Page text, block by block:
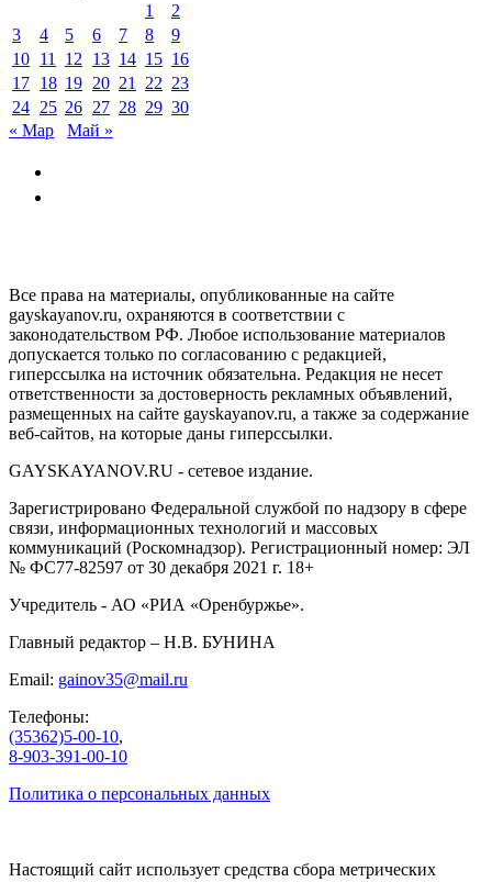
1
2
3
4 5 6 7 8
9
10 11 12 13 14 15 16
17 18 19 20 21 22 23
24 25 26 27 28 29 30
« Мар
Май »
Все права на материалы, опубликованные на сайте
gayskayanov.ru, охраняются в соответствии с
законодательством РФ. Любое использование материалов
допускается только по согласованию с редакцией,
гиперссылка на источник обязательна. Редакция не несет
ответственности за достоверность рекламных объявлений,
размещенных на сайте gayskayanov.ru, а также за содержание
веб-сайтов, на которые даны гиперссылки.
GAYSKAYANOV.RU - сетевое издание.
Зарегистрировано Федеральной службой по надзору в сфере
связи, информационных технологий и массовых
коммуникаций (Роскомнадзор). Регистрационный номер: ЭЛ
№ ФС77-82597 от 30 декабря 2021 г. 18+
Учредитель - АО «РИА «Оренбуржье».
Главный редактор – Н.В. БУНИНА
Email: gainov35@mail.ru
Телефоны:
(35362)5-00-10,
8-903-391-00-10
Политика о персональных данных
Настоящий сайт использует средства сбора метрических